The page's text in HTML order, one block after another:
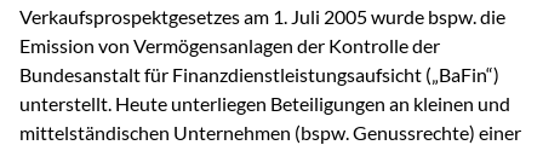
Verkaufsprospektgesetzes am 1. Juli 2005 wurde bspw. die
Emission von Vermögensanlagen der Kontrolle der
Bundesanstalt für Finanzdienstleistungsaufsicht („BaFin“)
unterstellt. Heute unterliegen Beteiligungen an kleinen und
mittelständischen Unternehmen (bspw. Genussrechte) einer